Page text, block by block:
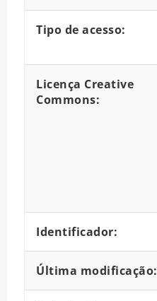
Tipo de acesso:
Licença Creative
Commons:
Identificador:
Última modificação: